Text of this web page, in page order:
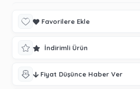
Favorilere Ekle
İndirimli Ürün
Fiyat Düşünce Haber Ver